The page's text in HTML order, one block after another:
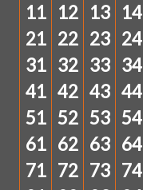
11
12 13 14
21 22 23 24
31 32 33 34
41 42 43 44
51 52 53 54
61 62 63 64
71 72 73 74